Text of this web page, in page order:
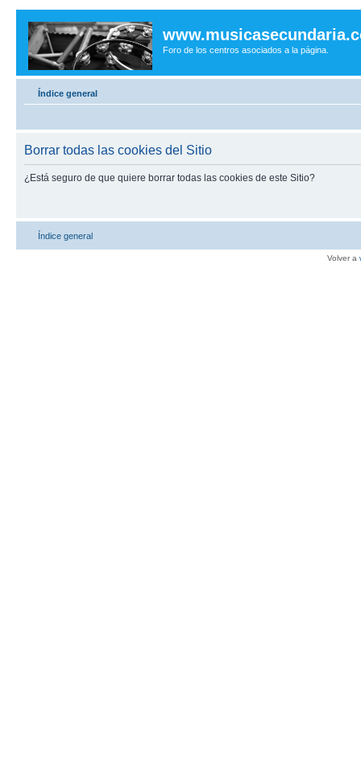
Foro de los centros asociados a la página.
Índice general
Borrar todas las cookies del Sitio
¿Está seguro de que quiere borrar todas las cookies de este Sitio?
Índice general
Volver a